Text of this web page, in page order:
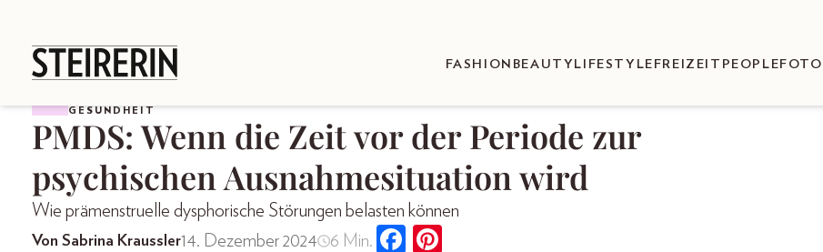
FASHION BEAUTY LIFESTYLE FREIZEIT PEOPLE
GESUNDHEIT
PMDS: Wenn die Zeit vor der Periode zur
psychischen Ausnahmesituation wird
Wie prämenstruelle dysphorische Störungen belasten können
Von Sabrina Kraussler14. Dezember 2024 6 Min.